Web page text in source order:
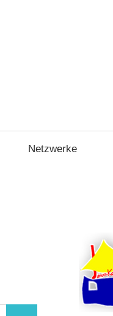
Netzwerke